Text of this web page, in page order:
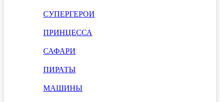
СУПЕРГЕРОИ
ПРИНЦЕССА
САФАРИ
ПИРАТЫ
МАШИНЫ